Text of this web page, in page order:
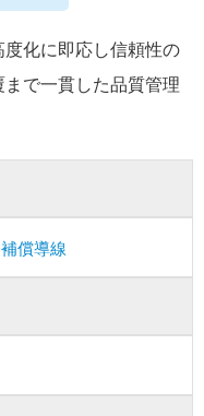
化に即応し信頼性の
で一貫した品質管理
補償導線